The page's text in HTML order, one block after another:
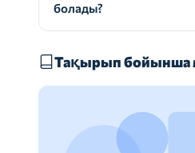
болады?
Тақырып бойынша